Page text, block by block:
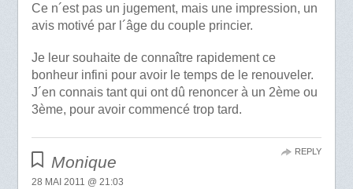
Ce n´est pas un jugement, mais une impression, un
avis motivé par l´âge du couple princier.
Je leur souhaite de connaître rapidement ce
bonheur infini pour avoir le temps de le renouveler.
J´en connais tant qui ont dû renoncer à un 2ème ou
3ème, pour avoir commencé trop tard.
Monique
28 MAI 2011 @ 21:03
REPLY